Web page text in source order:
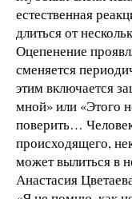
естественная
длиться от
Оцепенение
сменяется
этим включается
мной» или «Этого
поверить…
происходящего,
может вылиться в
Анастасия